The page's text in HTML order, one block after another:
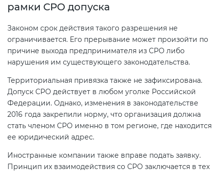
рамки СРО допуска
Законом срок действия такого разрешения не
ограничивается. Его прерывание может произойти по
причине выхода предпринимателя из СРО либо
нарушения им существующего законодательства.
Территориальная привязка также не зафиксирована.
Допуск СРО действует в любом уголке Российской
Федерации. Однако, изменения в законодательстве
2016 года закрепили норму, что организация должна
стать членом СРО именно в том регионе, где находится
ее юридический адрес.
Иностранные компании также вправе подать заявку.
Принцип их взаимодействия со СРО заключается в тех